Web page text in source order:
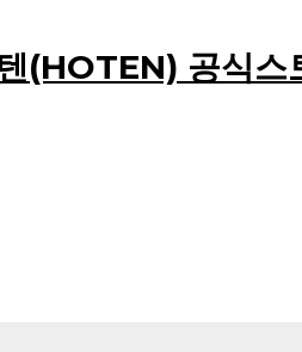
(HOTEN) 공식스